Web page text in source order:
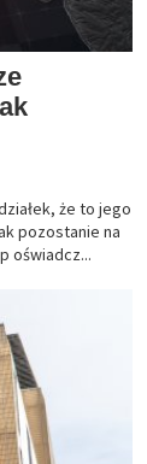
że to jego
pozostanie na
oświadcz...